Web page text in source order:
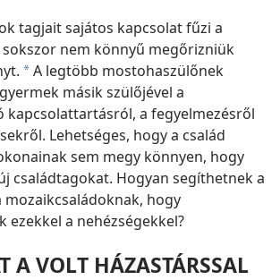
tagjait sajátos kapcsolat fűzi a
nem könnyű megőrizniük
*A legtöbb mostohaszülőnek
másik szülőjével a
kapcsolattartásról, a fegyelmezésről
Lehetséges, hogy a család
sem megy könnyen, hogy
családtagokat. Hogyan segíthetnek a
mozaikcsaládoknak, hogy
ezekkel a nehézségekkel?
A VOLT HÁZASTÁRSSAL